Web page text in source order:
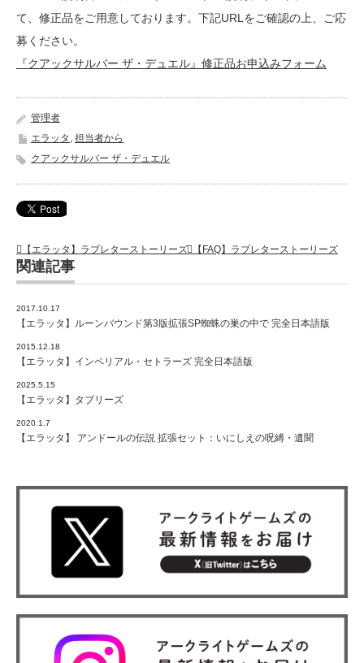
て、修正品をご用意しております。下記URLをご確認の上、ご応
募ください。
『クアックサルバー ザ・デュエル』修正品お申込みフォーム
管理者
エラッタ , 担当者から
クアックサルバー ザ・デュエル
【エラッタ】ラブレターストーリーズ 【FAQ】ラブレターストーリーズ
関連記事
2017.10.17
【エラッタ】ルーンバウンド第3版拡張SP蜘蛛の巣の中で 完全日本語版
2015.12.18
【エラッタ】インペリアル・セトラーズ 完全日本語版
2025.5.15
【エラッタ】タブリーズ
2020.1.7
【エラッタ】 アンドールの伝説 拡張セット：いにしえの呪縛・遺聞